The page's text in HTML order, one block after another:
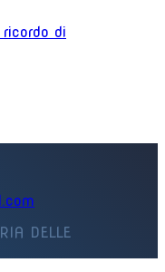
di
DELLE